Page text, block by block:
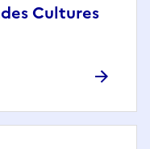
Cultures